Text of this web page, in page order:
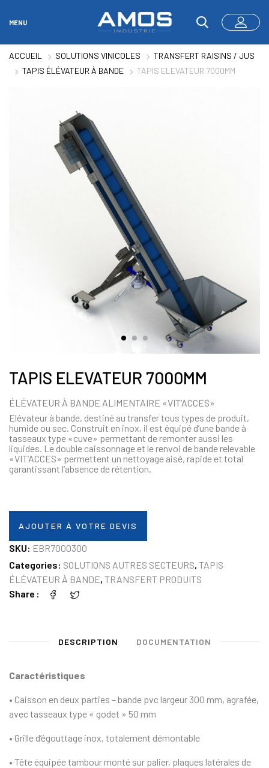
MENU
ACCUEIL SOLUTIONS VINICOLES
TRANSFERT RAISINS / JUS
TAPIS ÉLÉVATEUR À BANDE
TAPIS ELEVATEUR 7000MM
TAPIS ELEVATEUR 7000MM
ÉLÉVATEUR À BANDE ALIMENTAIRE «VIT’ACCES»
Elévateur à bande, destiné au transfer tous types de produit,
humide ou sec. Construit en inox, il est équipé d’une bande à
tasseaux type «cuve» permettant de remonter aussi les
liquides. Le double caissonnage et le renvoi de bande relevable
«VIT’ACCES» permettent un nettoyage aisé, rapide et total
garantissant l’absence de rétention.
AJOUTER À VOTRE DEVIS
SKU: EBR7000300
Categories: SOLUTIONS AUTRES SECTEURS, TAPIS
ÉLÉVATEUR À BANDE, TRANSFERT PRODUITS
Share
DESCRIPTION DOCUMENTATION
Caractéristiques
• Caisson en deux parties – bande pvc largeur 300 mm, agrafée,
avec tasseaux type « godet » 50 mm
• Grille d’égouttage inox, totalement démontable
• Tête équipée tambour monté sur palier, plaques latérales de